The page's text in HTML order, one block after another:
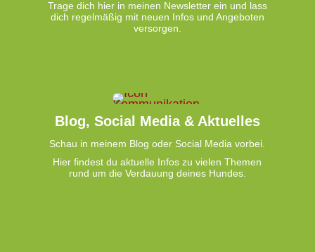
Trage dich hier in meinen Newsletter ein und lass
dich regelmäßig mit neuen Infos und Angeboten
versorgen.
Blog, Social Media & Aktuelles
Schau in meinem Blog oder Social Media vorbei.
Hier findest du aktuelle Infos zu vielen Themen
rund um die Verdauung deines Hundes.